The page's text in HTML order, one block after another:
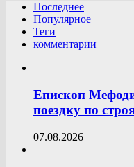
Последнее
Популярное
Теги
комментарии
Епископ
поездку по
07.08.2026